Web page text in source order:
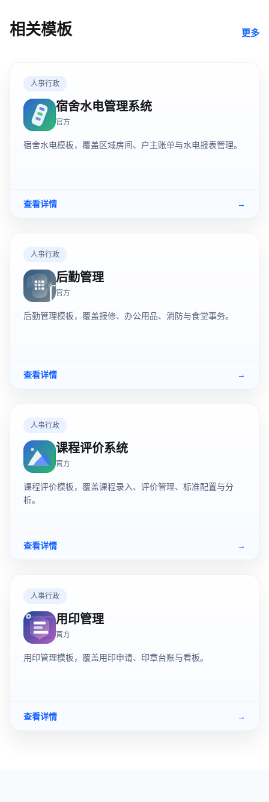
相关模板 更多
人事行政
宿舍水电管理系统
官方
宿舍水电模板，覆盖区域房间、户主账单与水电报表管理。
查看详情 →
人事行政
后勤管理
官方
后勤管理模板，覆盖报修、办公用品、消防与食堂事务。
查看详情 →
人事行政
课程评价系统
官方
课程评价模板，覆盖课程录入、评价管理、标准配置与分
析。
查看详情 →
人事行政
用印管理
官方
用印管理模板，覆盖用印申请、印章台账与看板。
查看详情 →